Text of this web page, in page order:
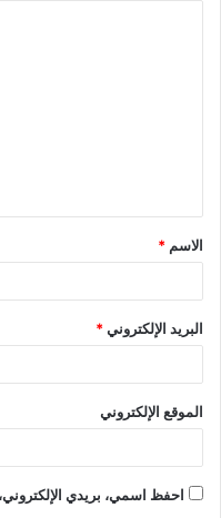
الاسم *
البريد الإلكتروني*
الموقع الإلكتروني
احفظ اسمي، بريدي